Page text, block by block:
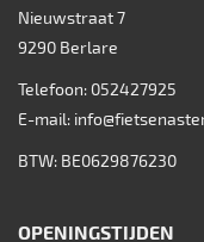
Nieuwstraat 7
9290 Berlare
Telefoon: 052427925
E-mail:
BTW: BE0629876230
OPENINGSTIJDEN